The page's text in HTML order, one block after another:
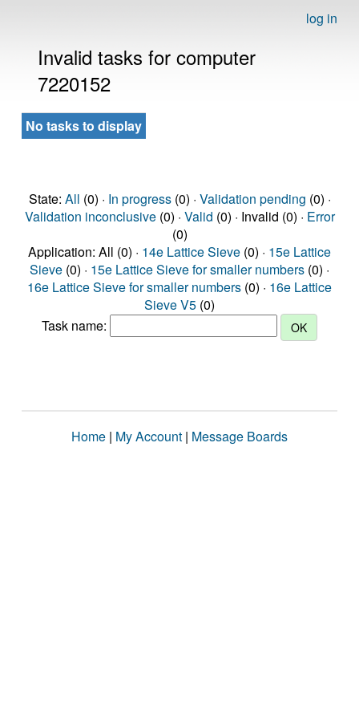
log in
Invalid tasks for computer
7220152
No tasks to display
State: All (0) · In progress(0) · Validation pending (0) ·
Validation inconclusive(0) · Valid (0) · Invalid (0) · Error
(0)
Application: All (0) · 14e Lattice Sieve (0) · 15e Lattice
Sieve (0) · 15e Lattice Sieve for smaller numbers (0) ·
16e Lattice Sieve for smaller numbers (0) · 16e Lattice
Sieve V5 (0)
Task name:
Home | My Account | Message Boards